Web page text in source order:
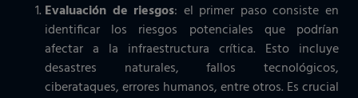
Evaluación de riesgos: el primer paso consiste en
identificar los riesgos potenciales que podrían
afectar a la infraestructura crítica. Esto incluye
desastres naturales, fallos tecnológicos,
ciberataques, errores humanos, entre otros. Es crucial